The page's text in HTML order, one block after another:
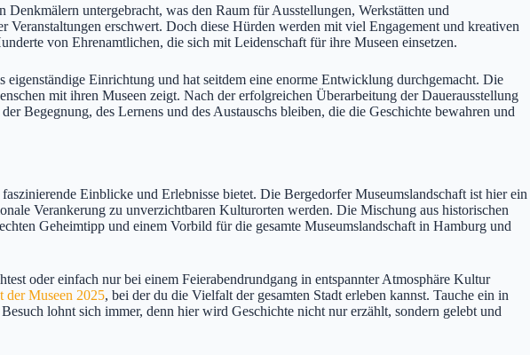
untergebracht, was den Raum für Ausstellungen, Werkstätten und
erschwert. Doch diese Hürden werden mit viel Engagement und kreativen
von Ehrenamtlichen, die sich mit Leidenschaft für ihre Museen einsetzen.
Einrichtung und hat seitdem eine enorme Entwicklung durchgemacht. Die
mit ihren Museen zeigt. Nach der erfolgreichen Überarbeitung der Dauerausstellung
Begegnung, des Lernens und des Austauschs bleiben, die die Geschichte bewahren und
Einblicke und Erlebnisse bietet. Die Bergedorfer Museumslandschaft ist hier ein
Verankerung zu unverzichtbaren Kulturorten werden. Die Mischung aus historischen
Geheimtipp und einem Vorbild für die gesamte Museumslandschaft in Hamburg und
oder einfach nur bei einem Feierabendrundgang in entspannter Atmosphäre Kultur
der Museen 2025, bei der du die Vielfalt der gesamten Stadt erleben kannst. Tauche ein in
lohnt sich immer, denn hier wird Geschichte nicht nur erzählt, sondern gelebt und